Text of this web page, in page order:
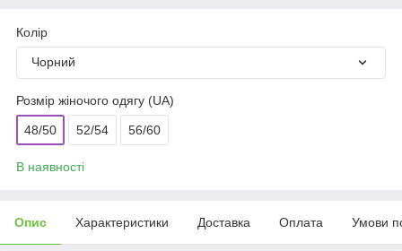
Колір
Чорний
Розмір жіночого одягу (UA)
48/50 52/54 56/60
В наявності
Опис Характеристики Доставка Оплата Умови